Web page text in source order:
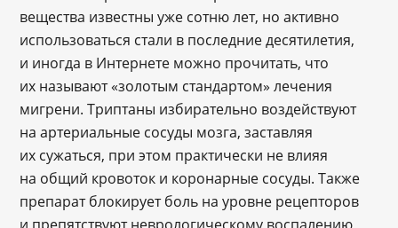
вещества известны уже сотню лет, но активно
использоваться стали в последние десятилетия,
и иногда в Интернете можно прочитать, что
их называют «золотым стандартом» лечения
мигрени. Триптаны избирательно воздействуют
на артериальные сосуды мозга, заставляя
их сужаться, при этом практически не влияя
на общий кровоток и коронарные сосуды. Также
препарат блокирует боль на уровне рецепторов